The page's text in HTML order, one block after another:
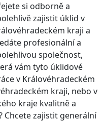
si odborně a
zajistit úklid v
kraji a
profesionální a
společnost,
vám tyto úklidové
v Královéhradeckém
kraji, nebo v
kraje kvalitně a
Chcete zajistit generální